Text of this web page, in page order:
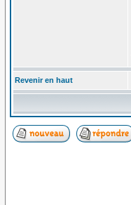
Revenir en haut